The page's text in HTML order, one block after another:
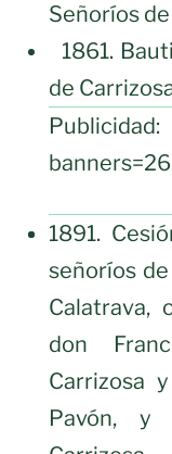
Señoríos
1861.
de
1891.
señoríos
Calatrava,
don
Carrizosa
Pavón, y